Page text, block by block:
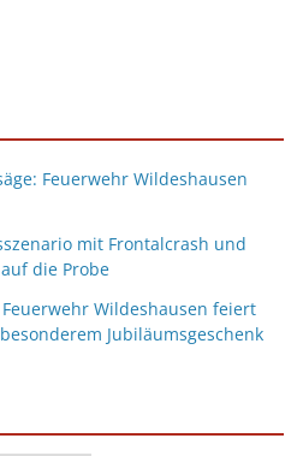
Feuerwehr Wildeshausen
mit Frontalcrash und
die Probe
Wildeshausen feiert
Jubiläumsgeschenk